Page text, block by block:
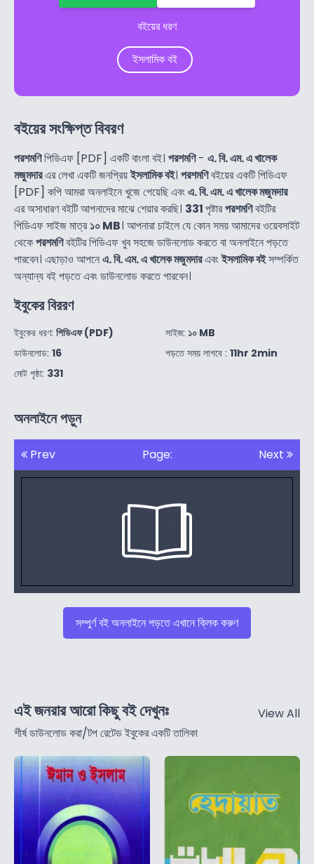
বইয়ের ধরণ
ইসলামিক বই
বইয়ের সংক্ষিপ্ত বিবরণ
পরশমণিপিডিএফ [PDF] একটি বাংলা বই। পরশমণি- এ. বি. এম. এ খালেক
মজুমদারএর লেখা একটি জনপ্রিয়ইসলামিক বই। পরশমণিবইয়ের একটি পিডিএফ
[PDF] কপি আমরা অনলাইনে খুজে পেয়েছি এবংএ. বি. এম. এ খালেক মজুমদার
এর অসাধারণ বইটি আপনাদের মাঝে শেয়ার করছি। 331পৃষ্টারপরশমণিবইটির
পিডিএফ সাইজ মাত্র১০ MB। আপনারা চাইলে যে কোন সময় আমাদের ওয়েবসাইট
থেকেপরশমণিবইটির পিডিএফ খুব সহজে ডাউনলোড করতে বা অনলাইনে পড়তে
পারবেন। এছাড়াও আপনেএ. বি. এম. এ খালেক মজুমদারএবংইসলামিক বইসম্পর্কিত
অন্যান্য বই পড়তে এবং ডাউনলোড করতে পারবেন।
ইবুকের বিররণ
ইবুকের ধরণ: পিডিএফ (PDF)
ডাউনলোড: 16
মোট পৃষ্ঠা: 331
সাইজ: ১০ MB
পড়তে সময় লাগবে : 11hr 2min
অনলাইনে পড়ুন
Prev Page: Next
সম্পুর্ণ বই অনলাইনে পড়তে এখানে ক্লিক করুণ
এই জনরার আরো কিছু বই দেখুনঃ
শীর্ষ ডাউনলোড করা/টপ রেটেড ইবুকের একটি তালিকা
View All